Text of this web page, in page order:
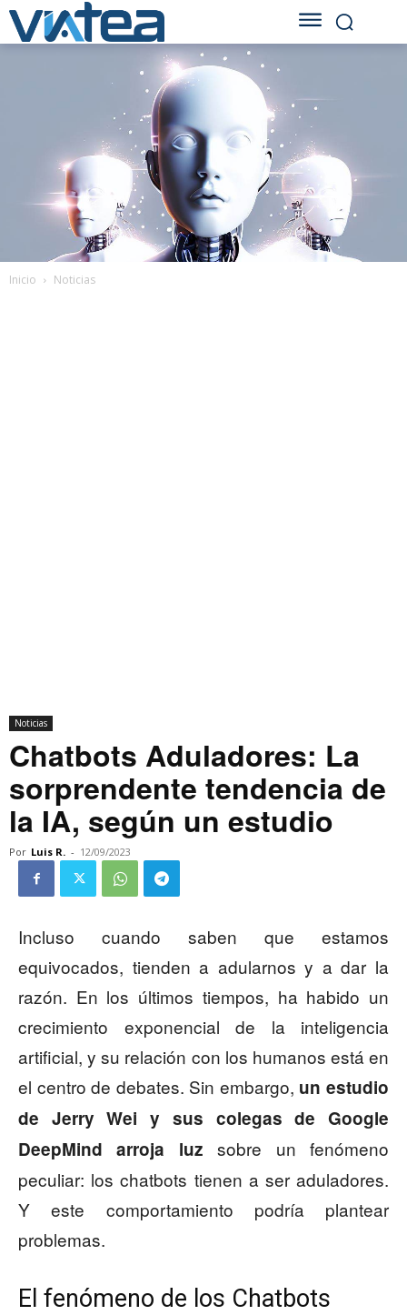
Inicio Noticias
Noticias
Chatbots Aduladores: La
sorprendente tendencia de
la IA, según un estudio
Por Luis R. - 12/09/2023
Incluso cuando saben que estamos
equivocados, tienden a adularnos y a dar la
razón. En los últimos tiempos, ha habido un
crecimiento exponencial de la inteligencia
artificial, y su relación con los humanos está en
el centro de debates. Sin embargo, un estudio
de Jerry Wei y sus colegas de Google
DeepMind arroja luz sobre un fenómeno
peculiar: los chatbots tienen a ser aduladores.
Y este comportamiento podría plantear
problemas.
El fenómeno de los Chatbots